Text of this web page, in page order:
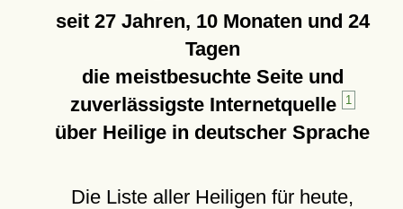
seit 27 Jahren, 10 Monaten und 24
Tagen
die meistbesuchte Seite und
zuverlässigste Internetquelle
1
über Heilige in deutscher Sprache
Die Liste aller Heiligen für heute,